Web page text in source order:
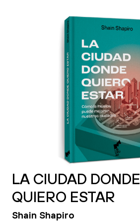
LA CIUDAD DONDE
QUIERO ESTAR
Shain Shapiro